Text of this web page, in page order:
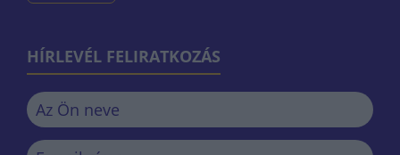
HÍRLEVÉL FELIRATKOZÁS